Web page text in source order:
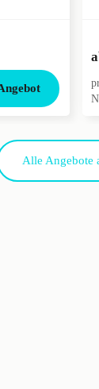
Alle Angebote